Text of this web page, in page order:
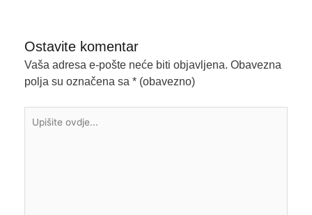
Ostavite komentar
Vaša adresa e-pošte neće biti objavljena. Obavezna
polja su označena sa * (obavezno)
ovdje...